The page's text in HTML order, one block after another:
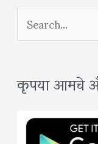
S
e
r
c
कृपया आमचे